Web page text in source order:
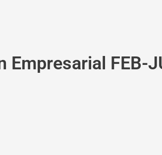
Empresarial FEB-